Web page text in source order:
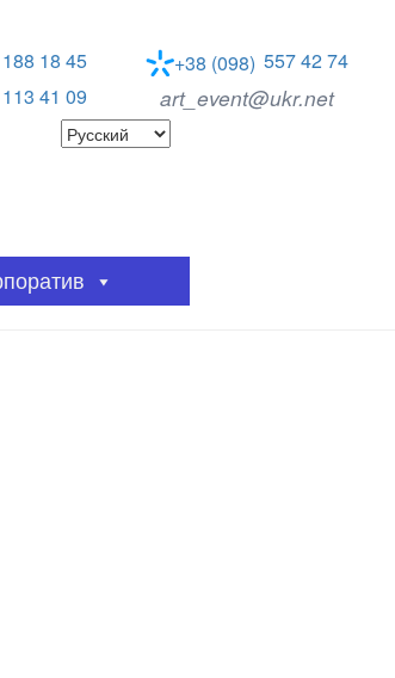
188 18 45 +38 (098) 557 42 74
113 41 09 art_event@ukr.net